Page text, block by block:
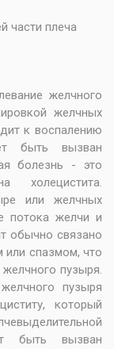
части плеча
желчного
желчных
к воспалению
быть вызван
болезнь - это
холецистита.
или желчных
потока желчи и
обычно связано
или спазмом, что
пузыря.
пузыря
который
быть вызван